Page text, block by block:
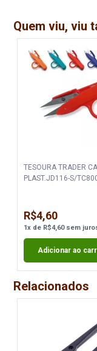
Quem viu, viu
TESOURA TRADER
PLAST.JD116-S/
R$4,60
1xde R$4,60sem
Adicionar ao
Relacionados